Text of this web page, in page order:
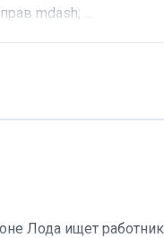
mdash; ...
Лода ищет